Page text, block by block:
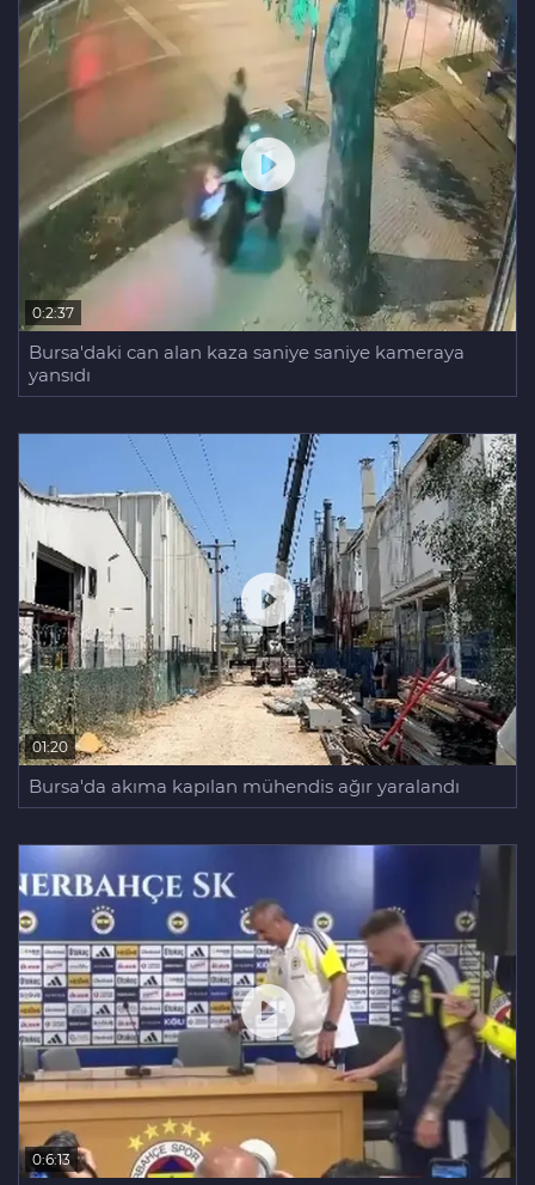
Bursa'daki feci kazada bir kurtuluş, bir
0:2:37
Bursa'daki can alan kaza saniye saniye kameraya
yansıdı
01:20
Bursa'da akıma kapılan mühendis ağır yaralandı
0:6:13